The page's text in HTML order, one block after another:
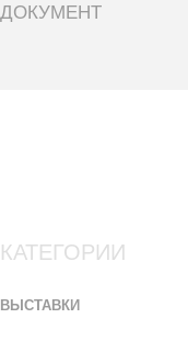
ДОКУМЕНТ
КАТЕГОРИИ
ВЫСТАВКИ